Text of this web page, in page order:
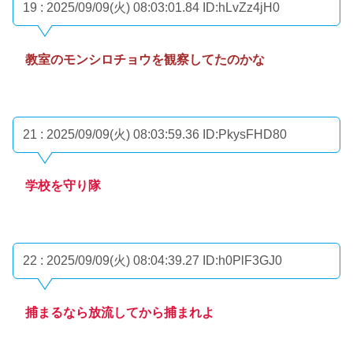
19 : 2025/09/09(火) 08:03:01.84 ID:hLvZz4jH0
教室のモンシロチョウを観察してたのかな
21 : 2025/09/09(火) 08:03:59.36 ID:PkysFHD80
学校を守り隊
22 : 2025/09/09(火) 08:04:39.27 ID:h0PlF3GJ0
捕まるなら放流してから捕まれよ